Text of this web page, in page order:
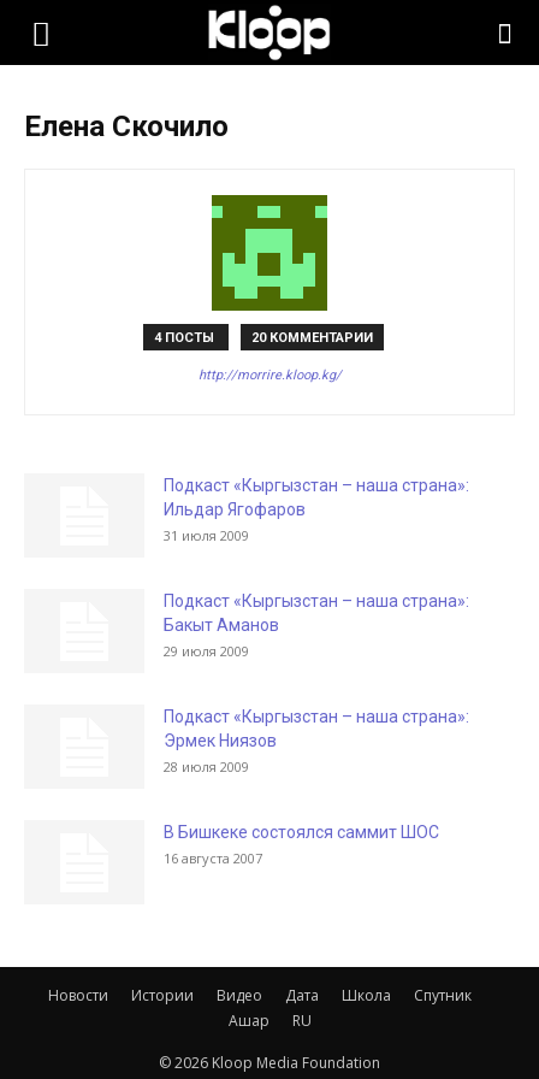
KLOOP.KG
Елена Скочило
4 ПОСТЫ 20 КОММЕНТАРИИ
http://morrire.kloop.kg/
Подкаст «Кыргызстан – наша страна»:
Ильдар Ягофаров
31 июля 2009
Подкаст «Кыргызстан – наша страна»:
Бакыт Аманов
29 июля 2009
Подкаст «Кыргызстан – наша страна»:
Эрмек Ниязов
28 июля 2009
В Бишкеке состоялся саммит ШОС
16 августа 2007
Новости Истории Видео Дата Школа
Спутник
Ашар
RU
© 2026 Kloop Media Foundation